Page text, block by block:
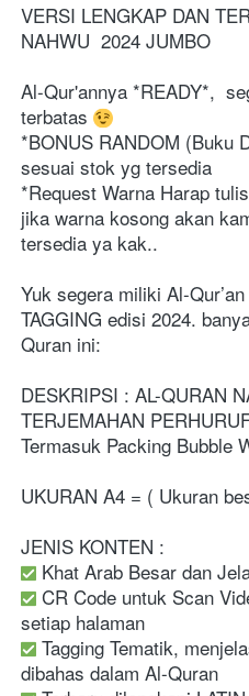
VERSI LENGKAP DAN
NAHWU  2024 JUMBO
Al-Qur'annya *READY*,
terbatas
*BONUS RANDOM (Buku
sesuai stok yg tersedia
*Request Warna Harap
jika warna kosong akan
tersedia ya kak..
Yuk segera miliki Al-
TAGGING edisi 2024.
Quran ini:
DESKRIPSI : AL-QURAN
TERJEMAHAN
Termasuk Packing Bubble
UKURAN A4 = ( Ukuran
JENIS KONTEN :
Khat Arab Besar dan
CR Code untuk Scan
setiap halaman
Tagging Tematik,
dibahas dalam Al-Quran